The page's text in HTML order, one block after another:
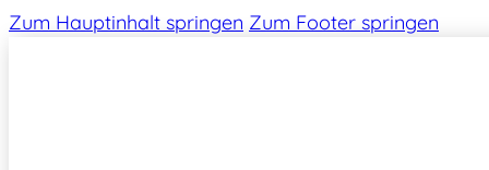
Zum Hauptinhalt springen Zum Footer springen